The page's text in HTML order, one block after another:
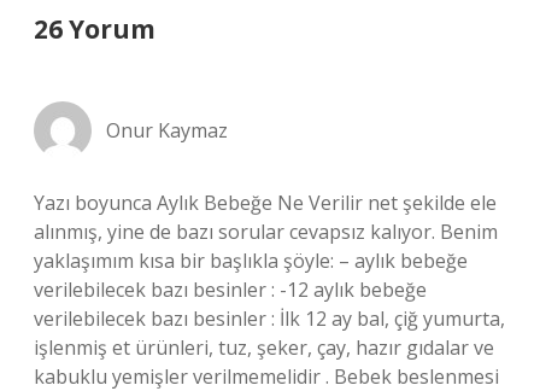
26 Yorum
Onur Kaymaz
Yazı boyunca Aylık Bebeğe Ne Verilir net şekilde ele
alınmış, yine de bazı sorular cevapsız kalıyor. Benim
yaklaşımım kısa bir başlıkla şöyle: – aylık bebeğe
verilebilecek bazı besinler : -12 aylık bebeğe
verilebilecek bazı besinler : İlk 12 ay bal, çiğ yumurta,
işlenmiş et ürünleri, tuz, şeker, çay, hazır gıdalar ve
kabuklu yemişler verilmemelidir . Bebek beslenmesi